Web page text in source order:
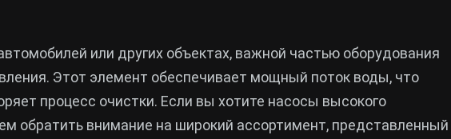
или других объектах, важной частью оборудования
Этот элемент обеспечивает мощный поток воды, что
процесс очистки. Если вы хотите насосы высокого
обратить внимание на широкий ассортимент, представленный